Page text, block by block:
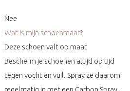
Nee
Wat is mijn schoenmaat?
Deze schoen valt op maat
Bescherm je schoenen altijd op tijd
tegen vocht en vuil. Spray ze daarom
regelmatig in met een Carbon Spray.